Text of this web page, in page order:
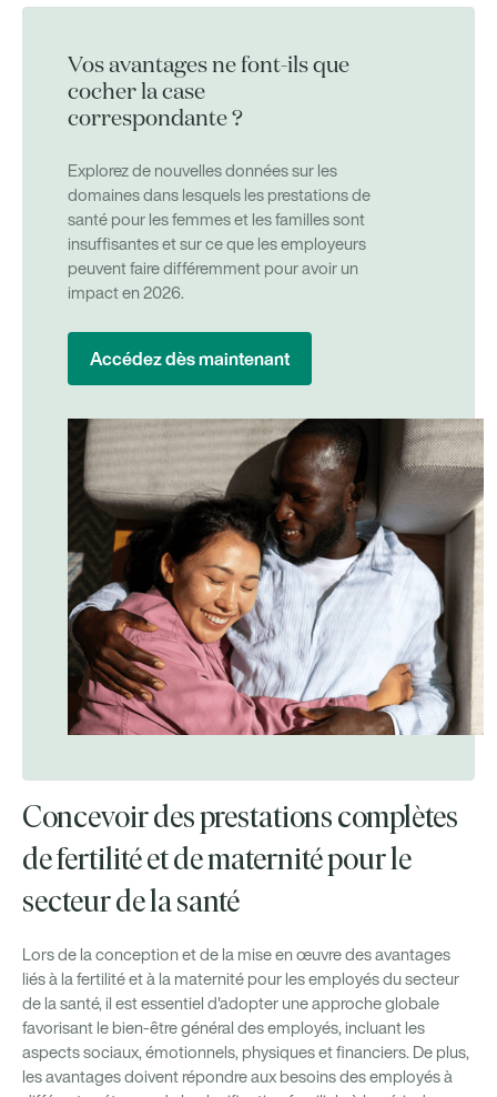
Vos avantages ne font-ils que
cocher la case
correspondante ?
Explorez de nouvelles données sur les
domaines dans lesquels les prestations de
santé pour les femmes et les familles sont
insuffisantes et sur ce que les employeurs
peuvent faire différemment pour avoir un
impact en 2026.
Accédez dès maintenant
Concevoir des prestations complètes
de fertilité et de maternité pour le
secteur de la santé
Lors de la conception et de la mise en œuvre des avantages
liés à la fertilité et à la maternité pour les employés du secteur
de la santé, il est essentiel d'adopter une approche globale
favorisant le bien-être général des employés, incluant les
aspects sociaux, émotionnels, physiques et financiers. De plus,
les avantages doivent répondre aux besoins des employés à